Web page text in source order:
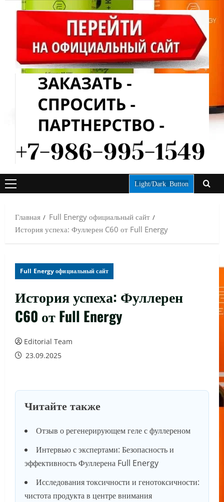
ОСНОВНОЕ
Light/Dark Button
Главная
Full Energy официальный сайт
История успеха: Фуллерен C60 от Full Energy
Full Energy официальный сайт
История успеха: Фуллерен
C60 от Full Energy
Editorial Team
23.09.2025
Читайте также
Отзыв о регенерирующем геле с фуллереном
Интервью с экспертами: Безопасность и
эффективность Фуллерена Full Energy
Исследования токсичности и генотоксичности:
чистота продукта в центре внимания